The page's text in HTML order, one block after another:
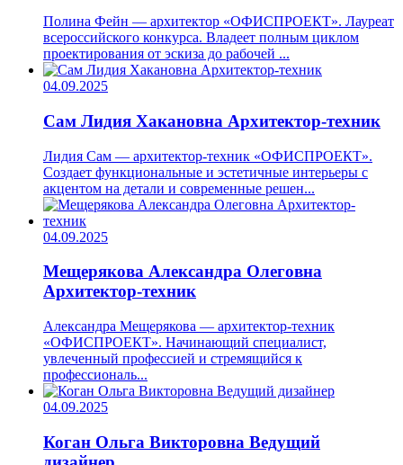
Полина Фейн — архитектор «ОФИСПРОЕКТ». Лауреат
всероссийского конкурса. Владеет полным циклом
проектирования от эскиза до рабочей ...
04.09.2025
Сам Лидия Хакановна Архитектор-техник
Лидия Сам — архитектор-техник «ОФИСПРОЕКТ».
Создает функциональные и эстетичные интерьеры с
акцентом на детали и современные решен...
04.09.2025
Мещерякова Александра Олеговна
Архитектор-техник
Александра Мещерякова — архитектор-техник
«ОФИСПРОЕКТ». Начинающий специалист,
увлеченный профессией и стремящийся к
профессиональ...
04.09.2025
Коган Ольга Викторовна Ведущий